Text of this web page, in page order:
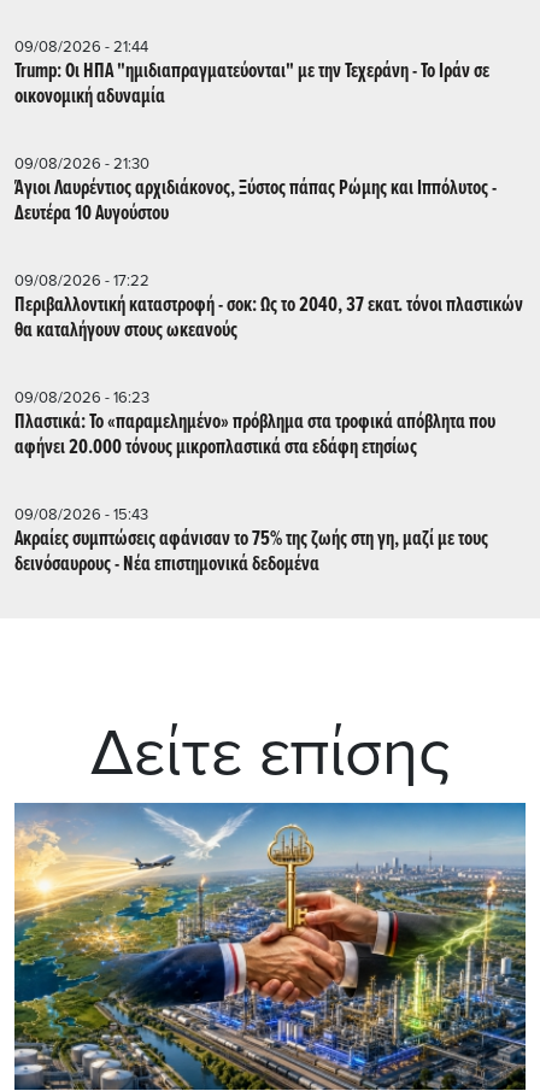
09/08/2026 - 21:44
Trump: Οι ΗΠΑ "ημιδιαπραγματεύονται" με την Τεχεράνη - Το Ιράν σε
οικονομική αδυναμία
09/08/2026 - 21:30
Άγιοι Λαυρέντιος αρχιδιάκονος, Ξύστος πάπας Ρώμης και Ιππόλυτος -
Δευτέρα 10 Αυγούστου
09/08/2026 - 17:22
Περιβαλλοντική καταστροφή - σοκ: Ως το 2040, 37 εκατ. τόνοι πλαστικών
θα καταλήγουν στους ωκεανούς
09/08/2026 - 16:23
Πλαστικά: Το «παραμελημένο» πρόβλημα στα τροφικά απόβλητα που
αφήνει 20.000 τόνους μικροπλαστικά στα εδάφη ετησίως
09/08/2026 - 15:43
Aκραίες συμπτώσεις αφάνισαν το 75% της ζωής στη γη, μαζί με τους
δεινόσαυρους - Νέα επιστημονικά δεδομένα
Δείτε επίσης